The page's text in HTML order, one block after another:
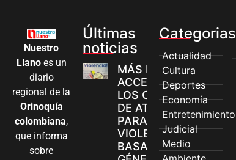
Nuestro
Llanoes un
diario
regional de la
Orinoquía
colombiana,
que informa
sobre
Últimas
noticias
MÁS MUJERES
ACCEDEN A
LOS CANALES
DE ATENCIÓN
PARA
VIOLENCIAS
BASADAS EN
Categorias
Actualidad
Cultura
Deportes
Economía
Entretenimiento
Judicial
Medio